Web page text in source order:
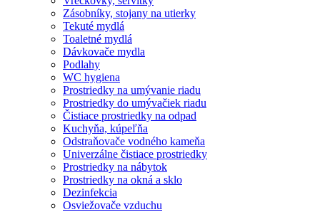
Zásobníky, stojany na utierky
Tekuté mydlá
Toaletné mydlá
Dávkovače mydla
Podlahy
WC hygiena
Prostriedky na umývanie riadu
Prostriedky do umývačiek riadu
Čistiace prostriedky na odpad
Kuchyňa, kúpeľňa
Odstraňovače vodného kameňa
Univerzálne čistiace prostriedky
Prostriedky na nábytok
Prostriedky na okná a sklo
Dezinfekcia
Osviežovače vzduchu